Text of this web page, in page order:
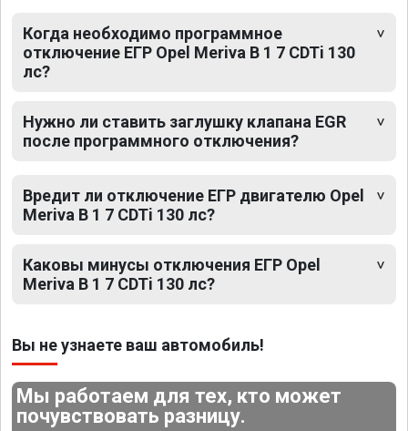
Когда необходимо программное
отключение ЕГР Opel Meriva B 1 7 CDTi 130
лс?
Нужно ли ставить заглушку клапана EGR
после программного отключения?
Вредит ли отключение ЕГР двигателю Opel
Meriva B 1 7 CDTi 130 лс?
Каковы минусы отключения ЕГР Opel
Meriva B 1 7 CDTi 130 лс?
Вы не узнаете ваш автомобиль!
Мы работаем для тех, кто может
почувствовать разницу.